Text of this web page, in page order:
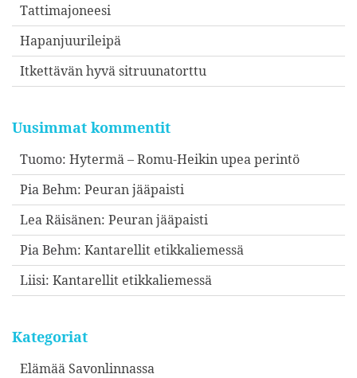
Tattimajoneesi
Hapanjuurileipä
Itkettävän hyvä sitruunatorttu
Uusimmat kommentit
Tuomo: Hytermä – Romu-Heikin upea perintö
Pia Behm: Peuran jääpaisti
Lea Räisänen: Peuran jääpaisti
Pia Behm: Kantarellit etikkaliemessä
Liisi: Kantarellit etikkaliemessä
Kategoriat
Elämää Savonlinnassa